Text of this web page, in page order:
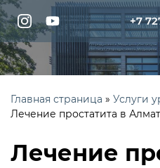
+7
Главная страница » Услуги
Лечение простатита в
Лечение